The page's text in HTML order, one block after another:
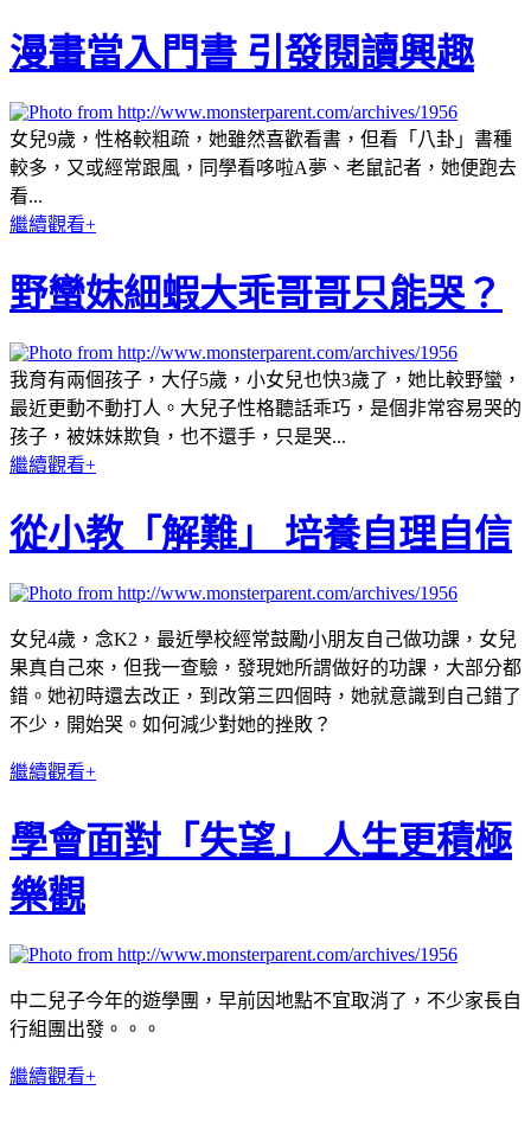
漫畫當入門書 引發閱讀興趣
女兒9歲，性格較粗疏，她雖然喜歡看書，但看「八卦」書種
較多，又或經常跟風，同學看哆啦A夢、老鼠記者，她便跑去
看...
繼續觀看+
野蠻妹細蝦大乖哥哥只能哭？
我育有兩個孩子，大仔5歲，小女兒也快3歲了，她比較野蠻，
最近更動不動打人。大兒子性格聽話乖巧，是個非常容易哭的
孩子，被妹妹欺負，也不還手，只是哭...
繼續觀看+
從小教「解難」 培養自理自信
女兒4歲，念K2，最近學校經常鼓勵小朋友自己做功課，女兒
果真自己來，但我一查驗，發現她所謂做好的功課，大部分都
錯。她初時還去改正，到改第三四個時，她就意識到自己錯了
不少，開始哭。如何減少對她的挫敗？
繼續觀看+
學會面對「失望」 人生更積極
樂觀
中二兒子今年的遊學團，早前因地點不宜取消了，不少家長自
行組團出發。。。
繼續觀看+